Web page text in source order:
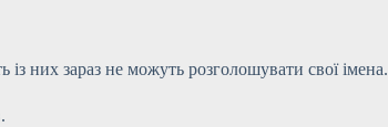
із них зараз не можуть розголошувати свої імена.